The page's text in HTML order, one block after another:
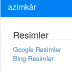
azimkâr
Resimler
Google Resimler
Bing Resimler